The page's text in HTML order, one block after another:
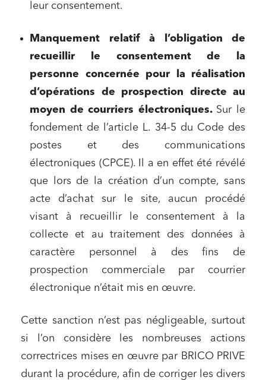
leur consentement.
Manquement relatif à l’obligation de
recueillir le consentement de la
personne concernée pour la réalisation
d’opérations de prospection directe au
moyen de courriers électroniques. Sur le
fondement de l’article L. 34-5 du Code des
postes et des communications
électroniques (CPCE). Il a en effet été révélé
que lors de la création d’un compte, sans
acte d’achat sur le site, aucun procédé
visant à recueillir le consentement à la
collecte et au traitement des données à
caractère personnel à des fins de
prospection commerciale par courrier
électronique n’était mis en œuvre.
Cette sanction n’est pas négligeable, surtout
si l’on considère les nombreuses actions
correctrices mises en œuvre par BRICO PRIVE
durant la procédure, afin de corriger les divers
Relations commerciales et contrats
Associations et acteurs de l’économie sociale et
Media et édition
Immobilier et habitat
Entreprises du numérique
Établissements financiers
Règlement des litiges
Droit du numérique, données et conformité
Relations sociales et droit du travail